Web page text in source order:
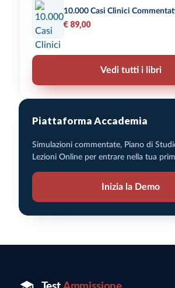
10.000 Casi Clinici
€ 89,00
Vedi tutti i libri
Piattaforma Accademia
Simulazioni commentate, Piano di
Lezioni Online per entrare nella tua
Inizia la Demo